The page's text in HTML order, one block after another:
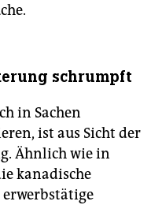
schrumpft
in Sachen
ist aus Sicht der
Ähnlich wie in
kanadische